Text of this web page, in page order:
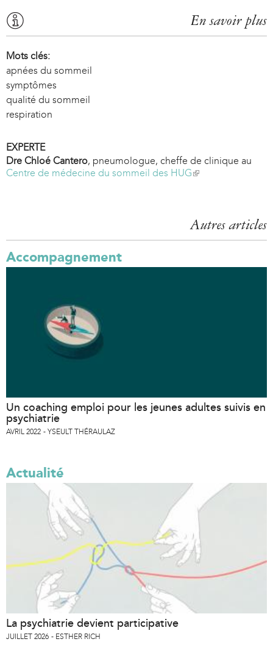
En savoir plus
Mots clés:
apnées du sommeil
symptômes
qualité du sommeil
respiration
EXPERTE
Dre Chloé Cantero, pneumologue, cheffe de clinique au
Centre de médecine du sommeil des HUG(
k
x
Autres articles
Accompagnement
Un coaching emploi pour les jeunes adultes suivis en
psychiatrie
AVRIL 2022 YSEULT THÉRAULAZ
Actualité
La psychiatrie devient participative
JUILLET 2026 ESTHER RICH